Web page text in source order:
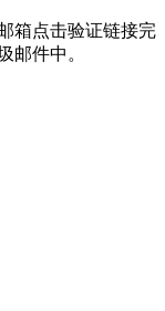
箱点击验证链接完
邮件中。